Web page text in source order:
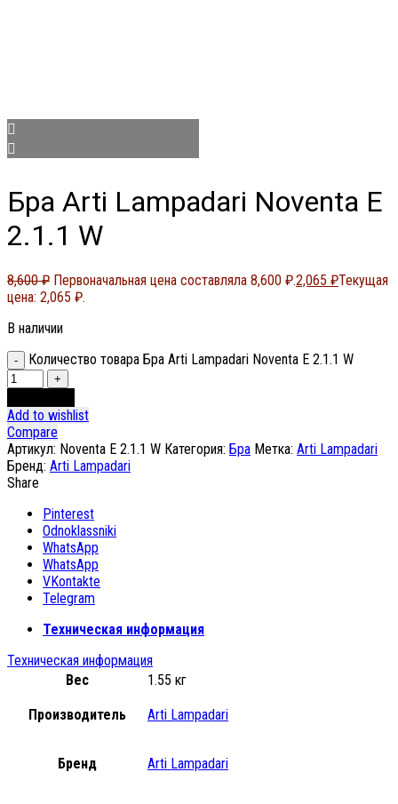
Бра Arti Lampadari Noventa E
2.1.1 W
8,600₽ Первоначальная цена составляла 8,600 ₽.2,065 ₽Текущая
цена: 2,065 ₽.
В наличии
Количество товара Бра Arti Lampadari Noventa E 2.1.1 W
Add to wishlist
Compare
Артикул: Noventa E 2.1.1 W Категория: Бра Метка: Arti Lampadari
Бренд: Arti Lampadari
Share
Pinterest
Odnoklassniki
WhatsApp
WhatsApp
VKontakte
Telegram
Техническая информация
Техническая информация
Вес
1.55 кг
Производитель Arti Lampadari
Бренд Arti Lampadari